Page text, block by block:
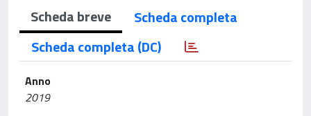
Scheda breve
Scheda completa
Scheda completa (DC)
Anno
2019